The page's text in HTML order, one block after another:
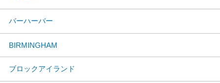
バーハーバー
BIRMINGHAM
ブロックアイランド